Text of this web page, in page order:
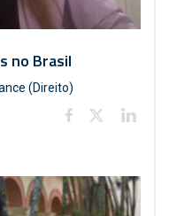
no Brasil
(Direito)